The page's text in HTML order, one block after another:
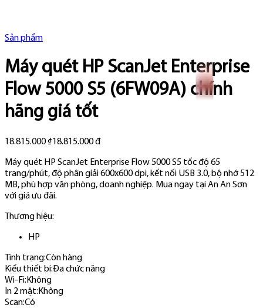
Sản phẩm
Máy quét HP ScanJet Enterprise
Flow 5000 S5 (6FW09A) chính
hãng giá tốt
18.815.000 ₫18.815.000 đ
Máy quét HP ScanJet Enterprise Flow 5000 S5 tốc độ 65
trang/phút, độ phân giải 600x600 dpi, kết nối USB 3.0, bộ nhớ 512
MB, phù hợp văn phòng, doanh nghiệp. Mua ngay tại An An Sơn
với giá ưu đãi.
Thương hiệu:
HP
Tình trạng:Còn hàng
Kiểu thiết bị:Đa chức năng
Wi-Fi: Không
In 2 mặt: Không
Scan:Có